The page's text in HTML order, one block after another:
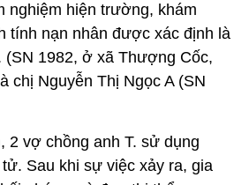
nghiệm hiện trường, khám
tính nạn nhân được xác định là
(SN 1982, ở xã Thượng Cốc,
chị Nguyễn Thị Ngọc A (SN
2 vợ chồng anh T. sử dụng
Sau khi sự việc xảy ra, gia